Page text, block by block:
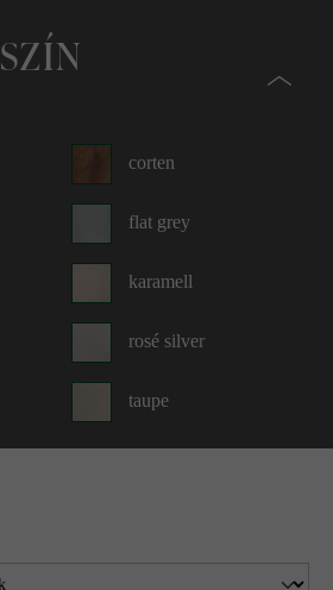
SZÍN
corten
flat grey
karamell
rosé silver
taupe
borostyánkő